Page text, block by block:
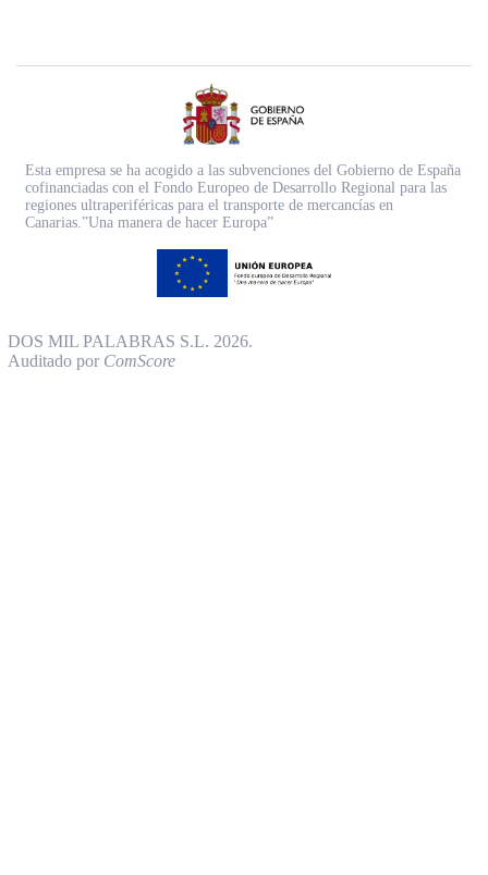
Esta empresa se ha acogido a las subvenciones del Gobierno de España
cofinanciadas con el Fondo Europeo de Desarrollo Regional para las
regiones ultraperiféricas para el transporte de mercancías en
Canarias.”Una manera de hacer Europa”
DOS MIL PALABRAS S.L. 2026.
Auditado por ComScore